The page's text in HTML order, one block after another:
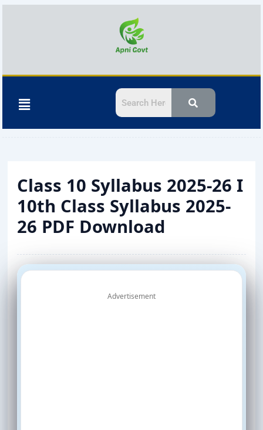
Skip
Menu
Class 10 Syllabus 2025-26 I
10th Class Syllabus 2025-
26 PDF Download
Advertisement